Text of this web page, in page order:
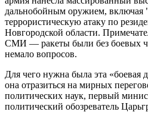
дальнобойным оружием, включая
террористическую атаку по
Новгородской области.
СМИ — ракеты были без боевых
немало вопросов.
Для чего нужна была эта «боевая
она отразиться на мирных
политических наук, первый
политический обозреватель